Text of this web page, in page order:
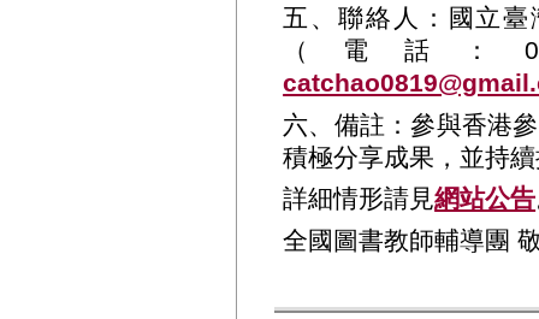
五、聯絡人：國立
（電話：
六、備註：參與香港
積極分享成果，並持
詳細情形請見網站公告
全國圖書教師輔導團